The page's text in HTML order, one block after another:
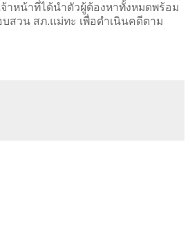
าหน้าที่ได้นำตัวผู้ต้องหาทั้งหมดพร้อม
สวน สภ.แม่ทะ เพื่อดำเนินคดีตาม